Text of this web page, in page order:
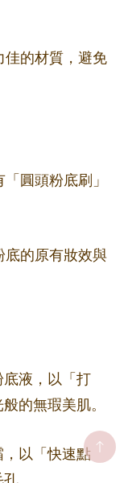
佳的材質，避免
圓頭粉底刷」
底的原有妝效與
底液，以「打
的無瑕美肌。
，以「快速點